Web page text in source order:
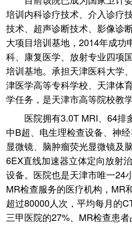
培训内科诊疗技术、介入诊疗
技术、超声诊断技术、影像诊
大项目培训基地，2014年成功
科、康复医学、放射专业四项
培训基地。承担天津医科大学
津医学高等专科学校、天津体
学任务，是天津市高等院校教
医院拥有3.0T MRI、64排
中B超、电生理检查设备、神
显微镜、脑肿瘤荧光显微镜及
6EX直线加速器立体定向放射
设备。医院也是天津市唯一24
MR检查服务的医疗机构，MR
超过80000人次，平均每月的
三甲医院的27%、MR检查患